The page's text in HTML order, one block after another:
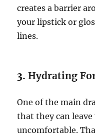
creates a barrier
your lipstick or
lines.
3.Hydrating
One of the main
that they can
uncomfortable.